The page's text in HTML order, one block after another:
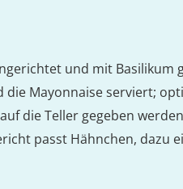
und mit Basilikum
Mayonnaise serviert;
die Teller gegeben
passt Hähnchen, dazu